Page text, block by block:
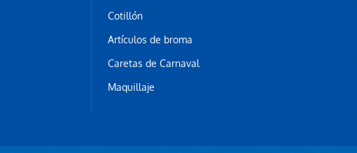
Cotillón
Artículos de broma
Caretas de Carnaval
Maquillaje